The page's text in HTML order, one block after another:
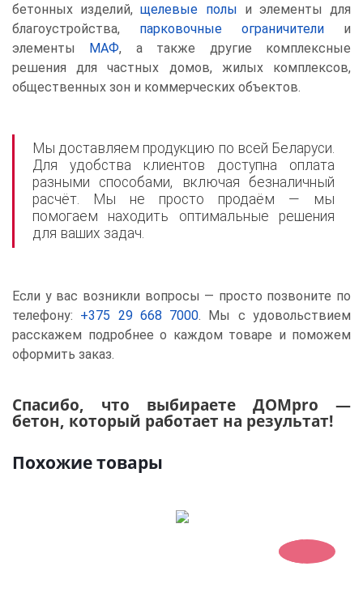
бетонных изделий,щелевые полы и элементы для
благоустройства, парковочные ограничители и
элементы МАФ, а также другие комплексные
решения для частных домов, жилых комплексов,
общественных зон и коммерческих объектов.
Мы доставляем продукцию по всей Беларуси.
Для удобства клиентов доступна оплата
разными способами, включая безналичный
расчёт. Мы не просто продаём — мы
помогаем находить оптимальные решения
для ваших задач.
Если у вас возникли вопросы — просто позвоните по
телефону: +375 29 668 7000. Мы с удовольствием
расскажем подробнее о каждом товаре и поможем
оформить заказ.
Спасибо, что выбираете ДОМpro —
бетон, который работает на результат!
Похожие товары